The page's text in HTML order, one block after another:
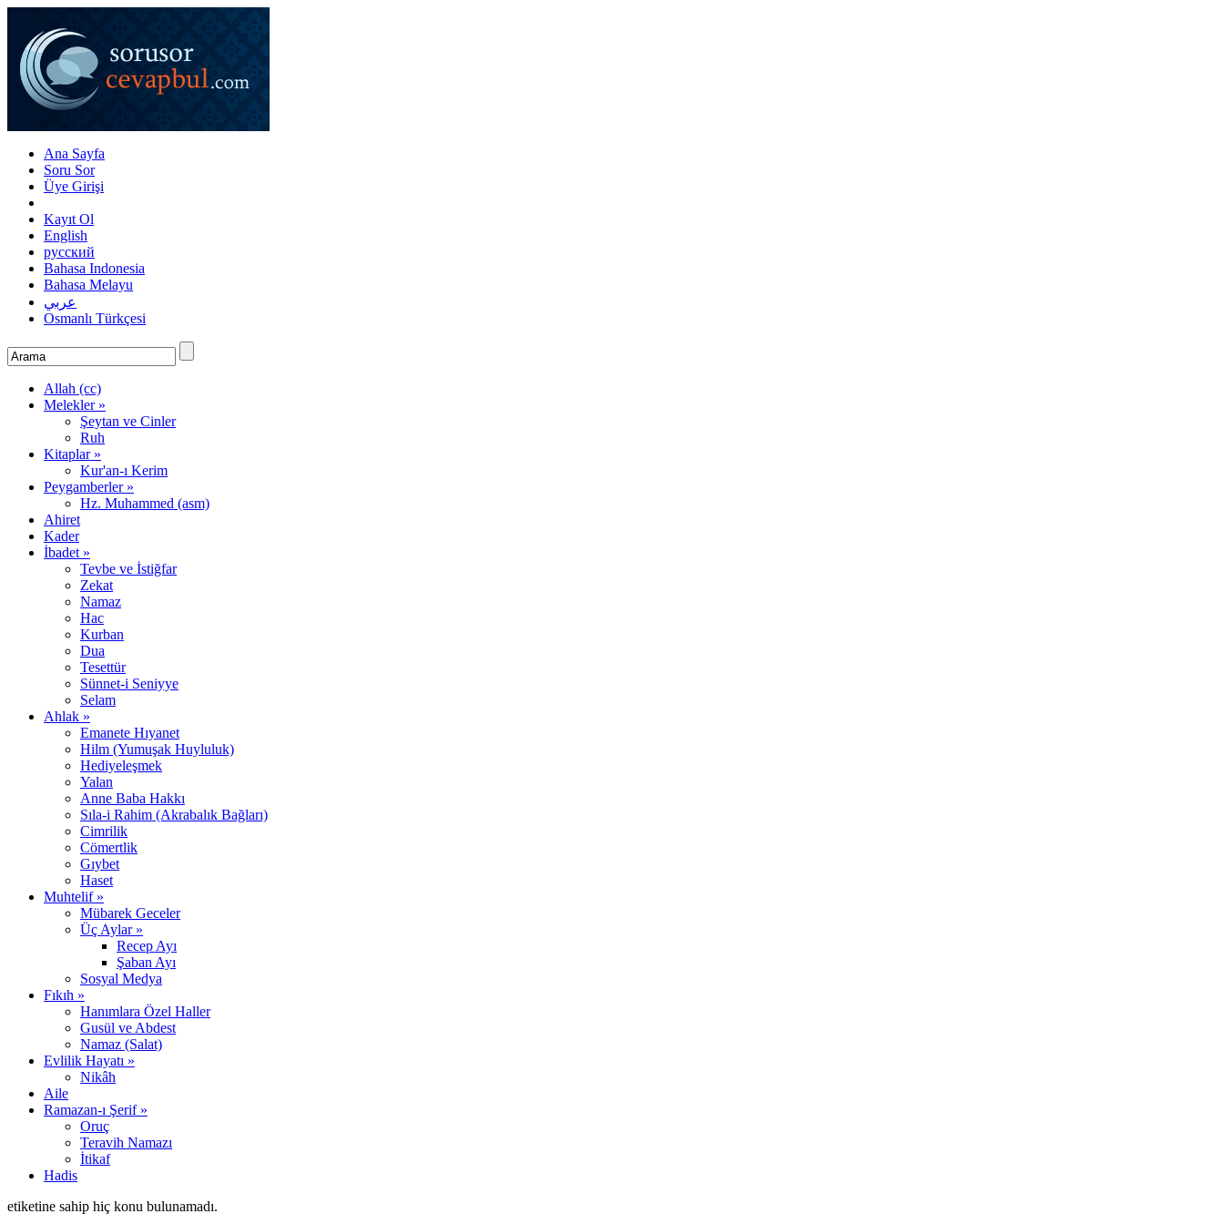
Ana Sayfa
Soru Sor
Üye Girişi
Kayıt Ol
English
русский
Bahasa Indonesia
Bahasa Melayu
عربي
Osmanlı Türkçesi
Allah (cc)
Melekler »
Şeytan ve Cinler
Ruh
Kitaplar »
Kur'an-ı Kerim
Peygamberler »
Hz. Muhammed (asm)
Ahiret
Kader
İbadet »
Tevbe ve İstiğfar
Zekat
Namaz
Hac
Kurban
Dua
Tesettür
Sünnet-i Seniyye
Selam
Ahlak »
Emanete Hıyanet
Hilm (Yumuşak Huyluluk)
Hediyeleşmek
Yalan
Anne Baba Hakkı
Sıla-i Rahim (Akrabalık Bağları)
Cimrilik
Cömertlik
Gıybet
Haset
Muhtelif »
Mübarek Geceler
Üç Aylar »
Recep Ayı
Şaban Ayı
Sosyal Medya
Fıkıh »
Hanımlara Özel Haller
Gusül ve Abdest
Namaz (Salat)
Evlilik Hayatı »
Nikâh
Aile
Ramazan-ı Şerif »
Oruç
Teravih Namazı
İtikaf
Hadis
etiketine sahip hiç konu bulunamadı.